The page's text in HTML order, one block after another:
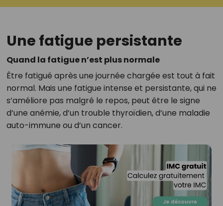
Une fatigue persistante
Quand la fatigue n’est plus normale
Être fatigué après une journée chargée est tout à fait
normal. Mais une fatigue intense et persistante, qui ne
s’améliore pas malgré le repos, peut être le signe
d’une anémie, d’un trouble thyroïdien, d’une maladie
auto-immune ou d’un cancer.